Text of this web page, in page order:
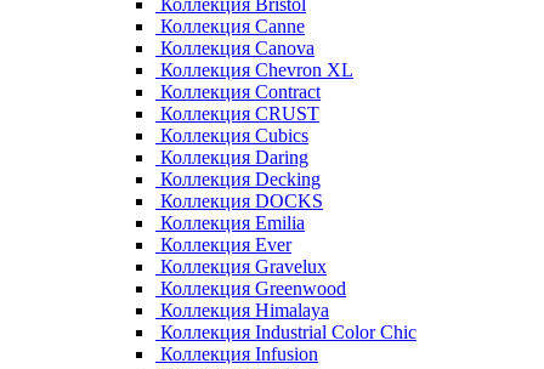
Коллекция Bristol
Коллекция Canne
Коллекция Canova
Коллекция Chevron XL
Коллекция Contract
Коллекция CRUST
Коллекция Cubics
Коллекция Daring
Коллекция Decking
Коллекция DOCKS
Коллекция Emilia
Коллекция Ever
Коллекция Gravelux
Коллекция Greenwood
Коллекция Himalaya
Коллекция Industrial Color Chic
Коллекция Infusion